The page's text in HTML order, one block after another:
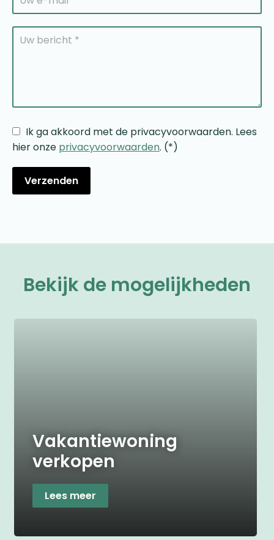
Ik ga akkoord met de privacyvoorwaarden. Lees
hier onze privacyvoorwaarden. (*)
Bekijk de mogelijkheden
Vakantiewoning
verkopen
Lees meer